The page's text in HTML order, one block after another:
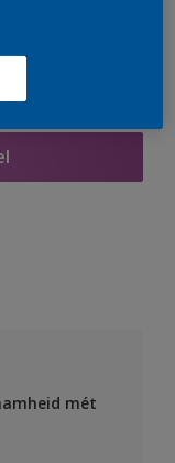
mét